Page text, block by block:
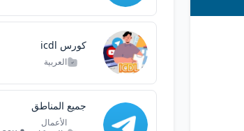
كورس icdl
العربية
جميع المناطق
الأعمال